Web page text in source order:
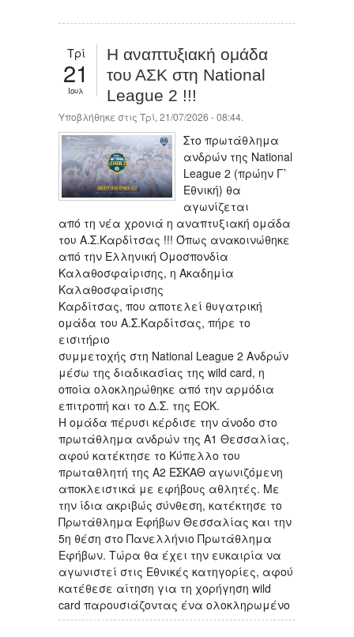
Τρί
21
Ιουλ
Η αναπτυξιακή ομάδα
του ΑΣΚ στη National
League 2 !!!
Υποβλήθηκε στις Τρί, 21/07/2026 - 08:44.
Στο πρωτάθλημα
ανδρών της National
League 2 (πρώην Γ’
Εθνική) θα
αγωνίζεται
από τη νέα χρονιά η αναπτυξιακή ομάδα
του Α.Σ.Καρδίτσας !!! Όπως ανακοινώθηκε
από την Ελληνική Ομοσπονδία
Καλαθοσφαίρισης, η Ακαδημία
Καλαθοσφαίρισης
Καρδίτσας, που αποτελεί θυγατρική
ομάδα του Α.Σ.Καρδίτσας, πήρε το
εισιτήριο
συμμετοχής στη National League 2 Ανδρών
μέσω της διαδικασίας της wild card, η
οποία ολοκληρώθηκε από την αρμόδια
επιτροπή και το Δ.Σ. της ΕΟΚ.
H ομάδα πέρυσι κέρδισε την άνοδο στο
πρωτάθλημα ανδρών της Α1 Θεσσαλίας,
αφού κατέκτησε το Κύπελλο του
πρωταθλητή της Α2 ΕΣΚΑΘ αγωνιζόμενη
αποκλειστικά με εφήβους αθλητές. Με
την ίδια ακριβώς σύνθεση, κατέκτησε το
Πρωτάθλημα Εφήβων Θεσσαλίας και την
5η θέση στο Πανελλήνιο Πρωτάθλημα
Εφήβων. Τώρα θα έχει την ευκαιρία να
αγωνιστεί στις Εθνικές κατηγορίες, αφού
κατέθεσε αίτηση για τη χορήγηση wild
card παρουσιάζοντας ένα ολοκληρωμένο